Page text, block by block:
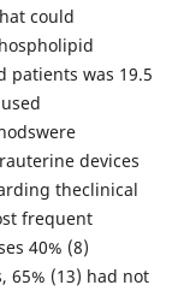
could
patients was 19.5
devices
theclinical
frequent
40% (8)
65% (13) had not